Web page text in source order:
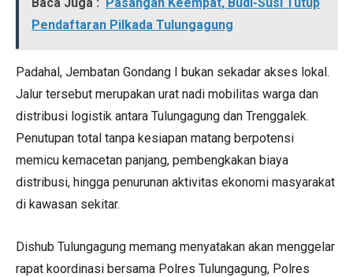
Pendaftaran Pilkada Tulungagung
Padahal, Jembatan Gondang I bukan sekadar akses lokal.
Jalur tersebut merupakan urat nadi mobilitas warga dan
distribusi logistik antara Tulungagung dan Trenggalek.
Penutupan total tanpa kesiapan matang berpotensi
memicu kemacetan panjang, pembengkakan biaya
distribusi, hingga penurunan aktivitas ekonomi masyarakat
di kawasan sekitar.
Dishub Tulungagung memang menyatakan akan menggelar
rapat koordinasi bersama Polres Tulungagung, Polres